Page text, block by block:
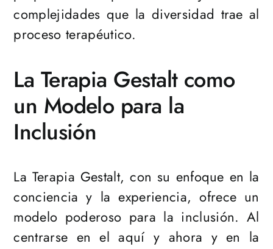
complejidades que la diversidad trae al
proceso terapéutico.
La Terapia Gestalt como
un Modelo para la
Inclusión
La Terapia Gestalt, con su enfoque en la
conciencia y la experiencia, ofrece un
modelo poderoso para la inclusión. Al
centrarse en el aquí y ahora y en la